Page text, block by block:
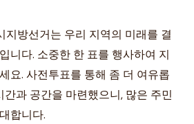
지방선거는 우리 지역의 미래를 결
니다. 소중한 한 표를 행사하여 지
요. 사전투표를 통해 좀 더 여유롭
과 공간을 마련했으니, 많은 주민
합니다.